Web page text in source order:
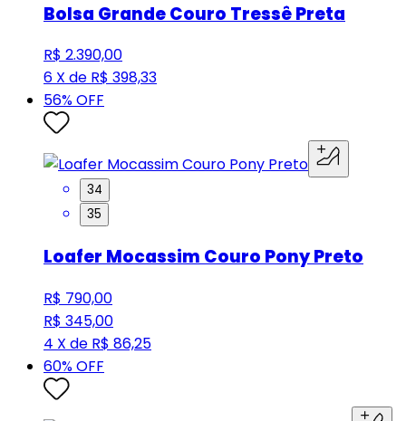
Bolsa Grande Couro Tressê Preta
R$ 2.390,00
6 X de R$ 398,33
56% OFF
34
35
Loafer Mocassim Couro Pony Preto
R$ 790,00
R$ 345,00
4 X de R$ 86,25
60% OFF